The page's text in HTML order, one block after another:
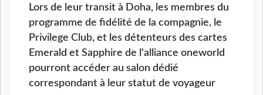
Lors de leur transit à Doha, les membres du
programme de fidélité de la compagnie, le
Privilege Club, et les détenteurs des cartes
Emerald et Sapphire de l'alliance oneworld
pourront accéder au salon dédié
correspondant à leur statut de voyageur